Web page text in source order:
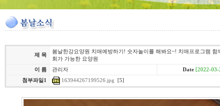
제 목
봄날한강요양원 치매예방하기! 숫자놀이를 해봐요~! 치매프로그램
회가 가능한 요양원
이 름
관리자 Date [2022-03-
첨부파일1
163944267199526.jpg [5]